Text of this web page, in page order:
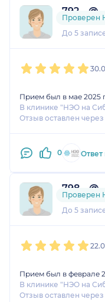
1 оценка
До 5
Проверен
Прием был в мае 2025
В клинике "НЭО на
Отзыв оставлен
0 Ответ
1 оценка
До 5
Проверен
Прием был в феврале
В клинике "НЭО на
Отзыв оставлен